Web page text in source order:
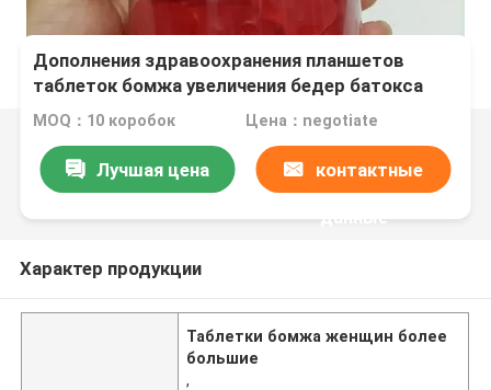
Дополнения здравоохранения планшетов
таблеток бомжа увеличения бедер батокса
женщин более большие
MOQ：10 коробок Цена：negotiate
Лучшая цена контактные
данные
Характер продукции
Таблетки бомжа женщин более
большие
,